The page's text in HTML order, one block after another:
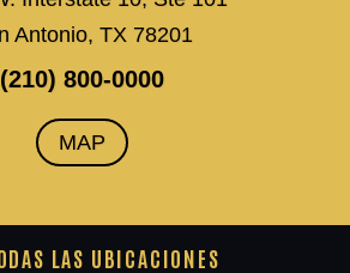
Antonio, TX 78201
(210) 800-0000
MAP
LAS UBICACIONES